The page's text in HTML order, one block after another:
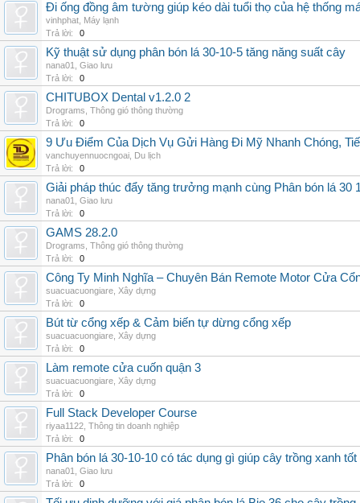
Đi ống đồng âm tường giúp kéo dài tuổi thọ của hệ thống
vinhphat Máy lạnh
Trả lời:
0
Kỹ thuật sử dụng phân bón lá 30-10-5 tăng năng suất cây
nana01
Giao lưu
Trả lời:
0
CHITUBOX Dental v1.2.0 2
Drograms Thông gió thông thường
Trả lời:
0
9 Ưu Điểm Của Dịch Vụ Gửi Hàng Đi Mỹ Nhanh Chóng,
vanchuyennuocngoai Du lịch
Trả lời:
0
Giải pháp thúc đẩy tăng trưởng mạnh cùng Phân bón lá 30
nana01
Giao lưu
Trả lời:
0
GAMS 28.2.0
Drograms Thông gió thông thường
Trả lời:
0
Công Ty Minh Nghĩa – Chuyên Bán Remote Motor Cửa
suacuacuongiare Xây dựng
Trả lời:
0
Bút từ cổng xếp & Cảm biến tự dừng cổng xếp
suacuacuongiare Xây dựng
Trả lời:
0
Làm remote cửa cuốn quận 3
suacuacuongiare Xây dựng
Trả lời:
0
Full Stack Developer Course
riyaa1122 Thông tin doanh nghiệp
Trả lời:
0
Phân bón lá 30-10-10 có tác dụng gì giúp cây trồng xanh tốt
nana01
Giao lưu
Trả lời:
0